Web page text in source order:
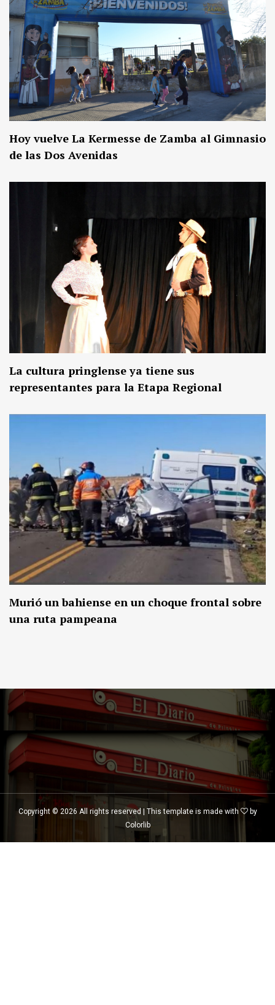
Hoy vuelve La Kermesse de Zamba al Gimnasio
de las Dos Avenidas
La cultura pringlense ya tiene sus
representantes para la Etapa Regional
Murió un bahiense en un choque frontal sobre
una ruta pampeana
Copyright © 2026 All rights reserved | This template is made with
by
Colorlib